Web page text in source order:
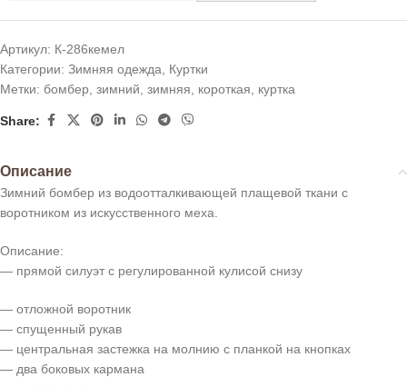
Артикул: К-286кемел
Категории: Зимняя одежда, Куртки
Метки: бомбер, зимний, зимняя, короткая, куртка
Share:
Описание
Зимний бомбер из водоотталкивающей плащевой ткани с
воротником из искусственного меха.
Описание:
— прямой силуэт с регулированной кулисой снизу
— отложной воротник
— спущенный рукав
— центральная застежка на молнию с планкой на кнопках
— два боковых кармана